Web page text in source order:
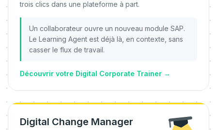
trois clics dans une plateforme à part.
Un collaborateur ouvre un nouveau module SAP.
Le Learning Agent est déjà là, en contexte, sans
casser le flux de travail.
Découvrir votre Digital Corporate Trainer →
Digital Change Manager